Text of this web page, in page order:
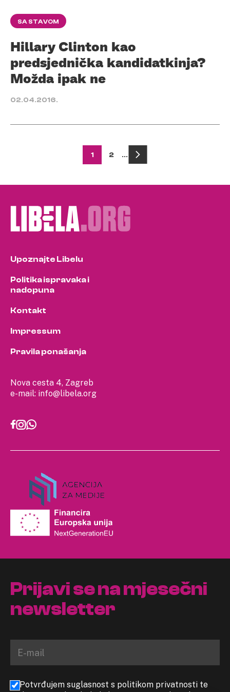
SA STAVOM
Hillary Clinton kao
predsjednička kandidatkinja?
Možda ipak ne
02.04.2016.
pagination
1 2 …
Nova cesta 4, Zagreb
e-mail: info@libela.org
Upoznajte Libelu
Politika ispravaka i
nadopuna
Kontakt
Impressum
Pravila ponašanja
Prijavi se na mjesečni
newsletter
Potvrđujem suglasnost s politikom privatnosti te